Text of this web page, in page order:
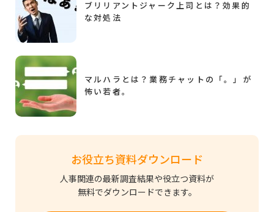
ブリリアントジャーク上司とは？効果的
な対処法
マルハラとは？業務チャットの「。」が
怖い若者。
お役立ち資料ダウンロード
人事関連の最新調査結果や役立つ資料が
無料でダウンロードできます。